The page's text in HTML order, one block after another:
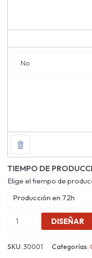
TIEMPO DE
Elige el tiempo de
Producción en 72h
DISEÑAR
SKU:30001 Categorías: